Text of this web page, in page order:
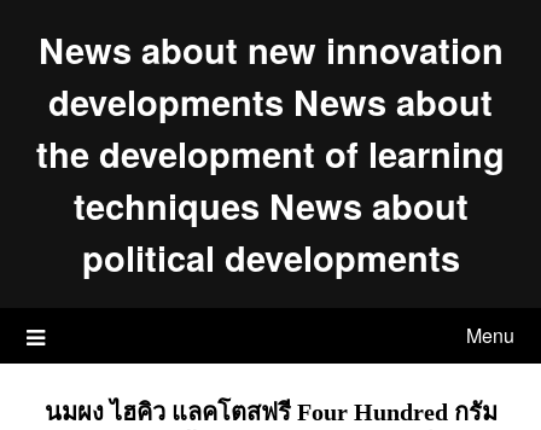
News about new innovation
developments News about
the development of learning
techniques News about
political developments
Menu
นมผง ไฮคิว แลคโตสฟรี Four Hundred กรัม